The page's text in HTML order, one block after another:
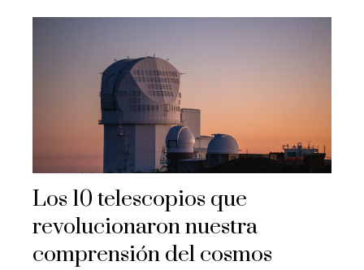
Los 10 telescopios que
revolucionaron nuestra
comprensión del cosmos